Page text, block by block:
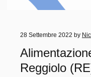
28 Settembre 2022 by
Reggiolo